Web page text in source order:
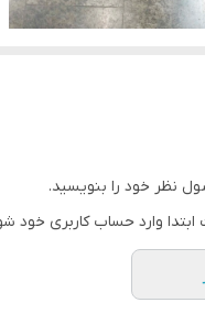
نظر خود را بنویسید.
ابتدا وارد حساب کاربری خود